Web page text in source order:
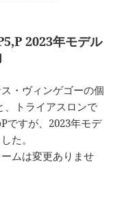
2023年モデル
・ヴィンゲゴーの個
、トライアスロンで
ですが、2023年モデ
た。
ムは変更ありませ